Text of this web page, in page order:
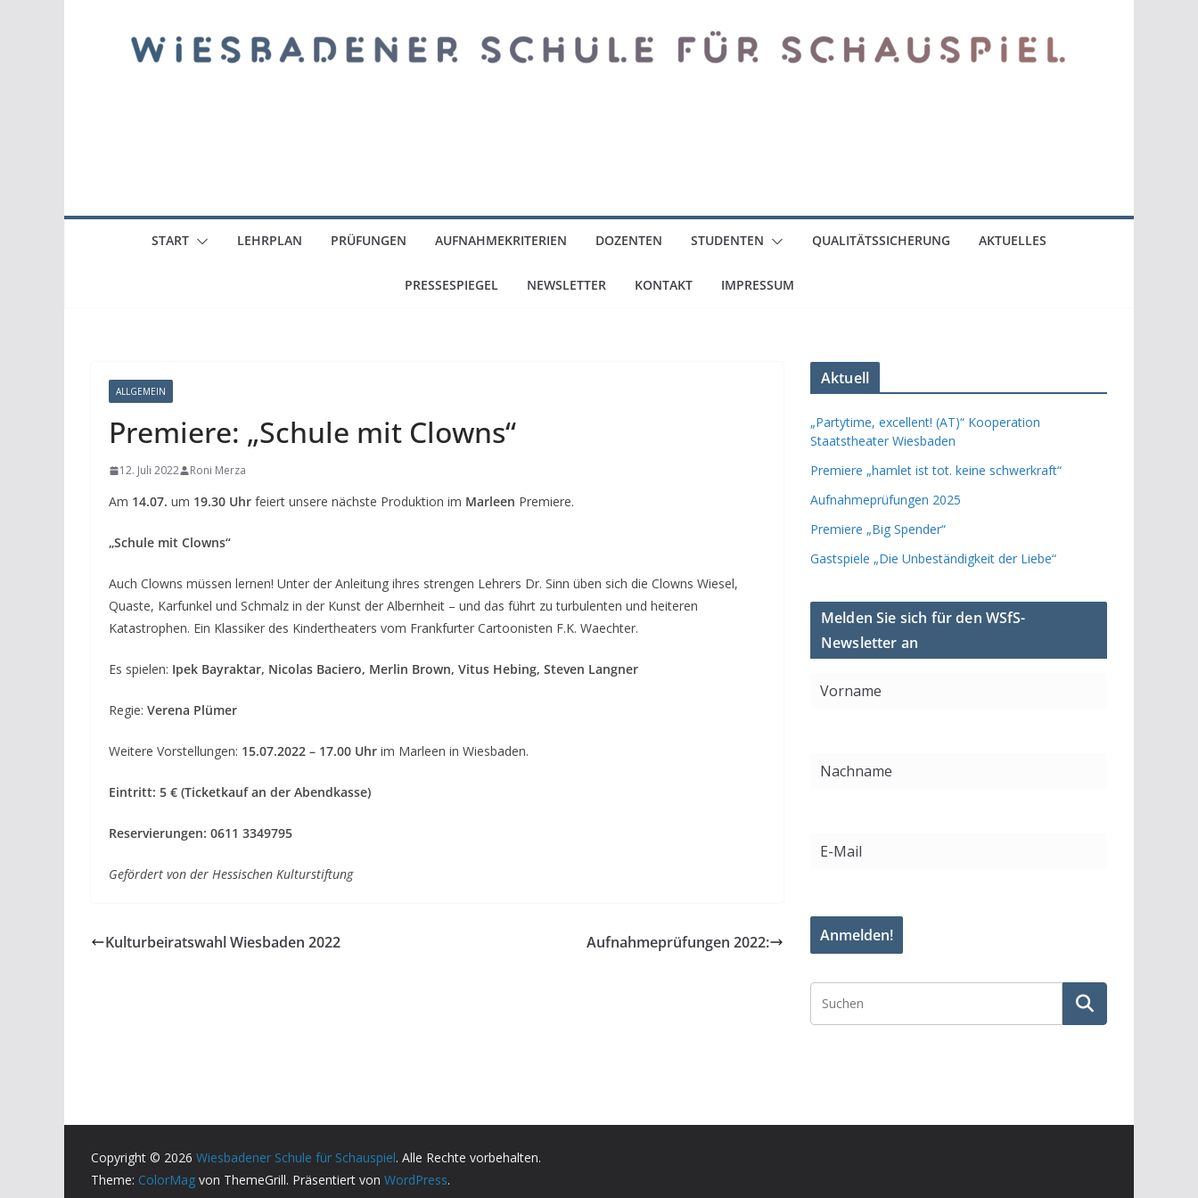
START LEHRPLAN PRÜFUNGEN AUFNAHMEKRITERIEN DOZENTEN STUDENTEN QUALITÄTSSICHERUNG AKTUELLES
PRESSESPIEGEL NEWSLETTER KONTAKT IMPRESSUM
ALLGEMEIN
Premiere: „Schule mit Clowns“
12. Juli 2022 Roni Merza
Am 14.07. um 19.30 Uhr feiert unsere nächste Produktion im Marleen Premiere.
„Schule mit Clowns“
Auch Clowns müssen lernen! Unter der Anleitung ihres strengen Lehrers Dr. Sinn üben sich die Clowns Wiesel,
Quaste, Karfunkel und Schmalz in der Kunst der Albernheit – und das führt zu turbulenten und heiteren
Katastrophen. Ein Klassiker des Kindertheaters vom Frankfurter Cartoonisten F.K. Waechter.
Es spielen: Ipek Bayraktar, Nicolas Baciero, Merlin Brown, Vitus Hebing, Steven Langner
Regie: Verena Plümer
Weitere Vorstellungen: 15.07.2022 – 17.00 Uhr im Marleen in Wiesbaden.
Eintritt: 5 € (Ticketkauf an der Abendkasse)
Reservierungen: 0611 3349795
Gefördert von der Hessischen Kulturstiftung
Kulturbeiratswahl Wiesbaden 2022 Aufnahmeprüfungen 2022:
Aktuell
„Partytime, excellent! (AT)“ Kooperation
Staatstheater Wiesbaden
Premiere „hamlet ist tot. keine schwerkraft“
Aufnahmeprüfungen 2025
Premiere „Big Spender“
Gastspiele „Die Unbeständigkeit der Liebe“
Melden Sie sich für den WSfS-
Newsletter an
Copyright © 2026 Wiesbadener Schule für Schauspiel. Alle Rechte vorbehalten.
Theme: ColorMag von ThemeGrill. Präsentiert von WordPress.